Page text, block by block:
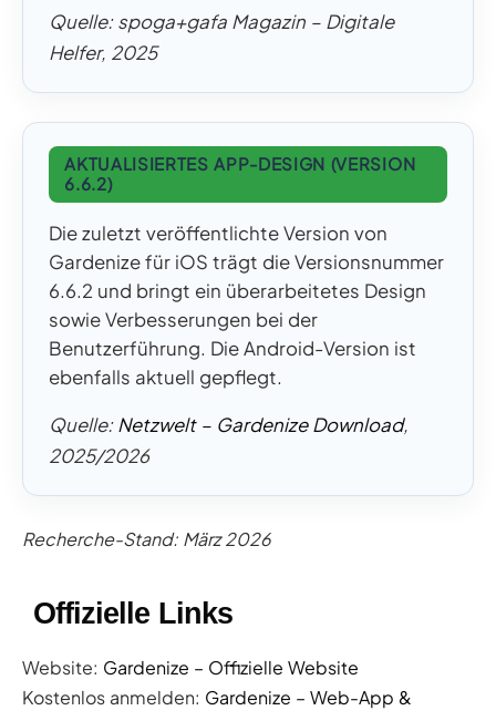
Quelle: spoga+gafa Magazin – Digitale
Helfer, 2025
AKTUALISIERTES APP-DESIGN (VERSION
6.6.2)
Die zuletzt veröffentlichte Version von
Gardenize für iOS trägt die Versionsnummer
6.6.2 und bringt ein überarbeitetes Design
sowie Verbesserungen bei der
Benutzerführung. Die Android-Version ist
ebenfalls aktuell gepflegt.
Quelle:Netzwelt – Gardenize Download,
2025/2026
Recherche-Stand: März 2026
Offizielle Links
Website: Gardenize – Offizielle Website
Kostenlos anmelden: Gardenize – Web-App &